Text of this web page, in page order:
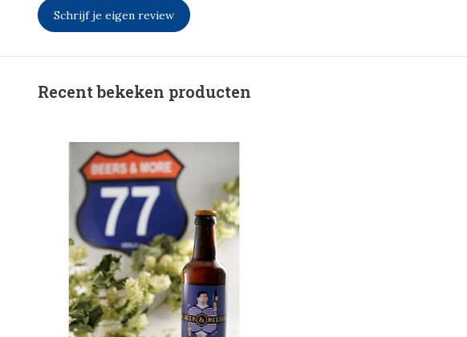
Schrijf je eigen review
Recent bekeken producten